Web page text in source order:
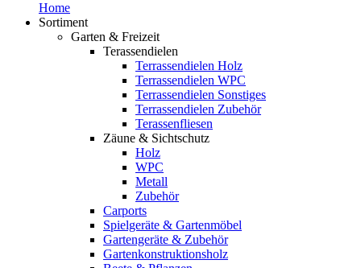
Home
Sortiment
Garten & Freizeit
Terassendielen
Terrassendielen Holz
Terrassendielen WPC
Terrassendielen Sonstiges
Terrassendielen Zubehör
Terassenfliesen
Zäune & Sichtschutz
Holz
WPC
Metall
Zubehör
Carports
Spielgeräte & Gartenmöbel
Gartengeräte & Zubehör
Gartenkonstruktionsholz